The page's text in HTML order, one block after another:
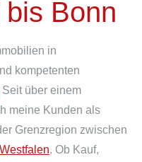
Bonn
in
kompetenten
Seit über einem
meine Kunden als
Grenzregion zwischen
. Ob Kauf,